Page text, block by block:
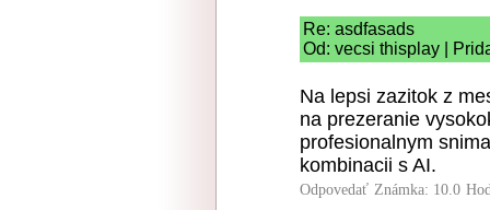
Re: asdfasads
Od: vecsi thisplay |
Na lepsi zazitok z
na prezeranie
profesionalnym
kombinacii s AI.
Odpovedať Známka: 10.0